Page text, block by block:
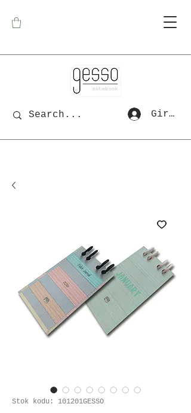
Giriş
Stok kodu: 101201GESSO